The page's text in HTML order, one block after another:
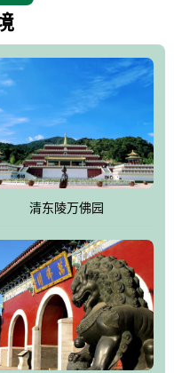
遗产清东陵地形墙内，地
以“建设全国顶级人生后花
海外归侨、国内外知名人士
成其主要使用功能；以苍
形象。通过墓园建设与造
鲜明、服务周全、环境优
呼应的极具吸引力的花园
资近12亿元人民币，园区采
清东陵的和谐统一，在园
融合，充分发挥独一无二
游景观、寺庙、酒店等综
多元化经营项目相互依
金宝塔，墓位容量8万个，
清东陵万佛园